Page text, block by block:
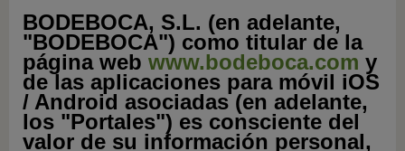
BODEBOCA, S.L. (en adelante,
"BODEBOCA") como titular de la
página web www.bodeboca.com y
de las aplicaciones para móvil iOS
/ Android asociadas (en adelante,
los "Portales") es consciente del
valor de su información personal,